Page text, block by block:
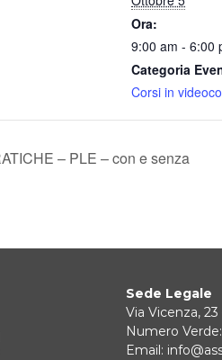
Ora:
9:00 am - 6:00
Categoria
Corsi in
– PLE – con e senza
Sede Legale
Via Vicenza,
Numero
Email: